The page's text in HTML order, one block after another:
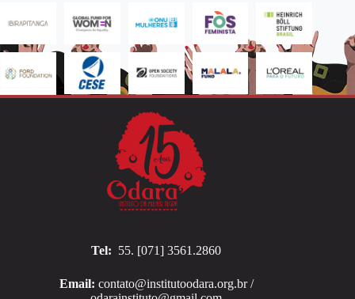
Tel: 55. [071] 3561.2860
Email: contato@institutoodara.org.br /